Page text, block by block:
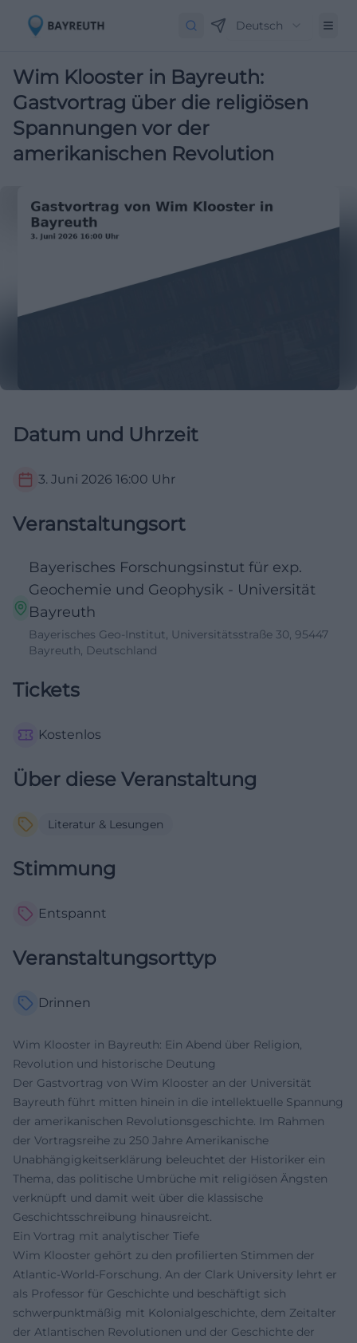
Deutsch
Wim Klooster in Bayreuth:
Gastvortrag über die religiösen
Spannungen vor der
amerikanischen Revolution
Datum und Uhrzeit
3. Juni 2026 16:00 Uhr
Veranstaltungsort
Bayerisches Forschungsinstut für exp.
Geochemie und Geophysik - Universität
Bayreuth
Bayerisches Geo-Institut, Universitätsstraße 30, 95447
Bayreuth, Deutschland
Tickets
Kostenlos
Über diese Veranstaltung
Literatur & Lesungen
Stimmung
Entspannt
Veranstaltungsorttyp
Drinnen
Wim Klooster in Bayreuth: Ein Abend über Religion,
Revolution und historische Deutung
Der Gastvortrag von Wim Klooster an der Universität
Bayreuth führt mitten hinein in die intellektuelle Spannung
der amerikanischen Revolutionsgeschichte. Im Rahmen
der Vortragsreihe zu 250 Jahre Amerikanische
Unabhängigkeitserklärung beleuchtet der Historiker ein
Thema, das politische Umbrüche mit religiösen Ängsten
verknüpft und damit weit über die klassische
Geschichtsschreibung hinausreicht.
Ein Vortrag mit analytischer Tiefe
Wim Klooster gehört zu den profilierten Stimmen der
Atlantic-World-Forschung. An der Clark University lehrt er
als Professor für Geschichte und beschäftigt sich
schwerpunktmäßig mit Kolonialgeschichte, dem Zeitalter
der Atlantischen Revolutionen und der Geschichte der